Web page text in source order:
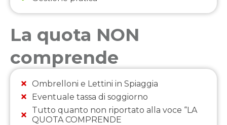
La quota NON
comprende
Ombrelloni e Lettini in Spiaggia
Eventuale tassa di soggiorno
Tutto quanto non riportato alla voce “LA
QUOTA COMPRENDE